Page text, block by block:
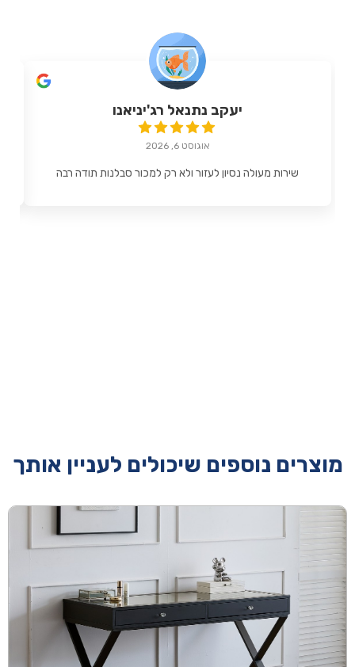
יעקב נתנאל רג'יניאנו
אוגוסט 6, 2026
שירות מעולה נסיון לעזור ולא רק למכור סבלנות תודה רבה
מוצרים נוספים שיכולים לעניין אותך